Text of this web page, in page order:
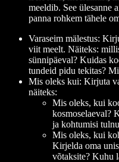
meeldib. See ülesanne
panna rohkem tähele
Varaseim mälestus:
viit meelt. Näiteks:
sünnipäeval? Kuidas
tundeid pidu tekitas?
Mis oleks kui: Kirjuta
näiteks:
Mis oleks, kui
kosmoselaeval?
ja kohtumisi
Mis oleks, kui
Kirjelda oma
võtaksite? Kuhu